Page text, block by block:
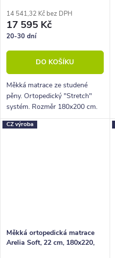
14 541,32 Kč bez DPH
17 595 Kč
20-30 dní
DO KOŠÍKU
Měkká matrace ze studené
pěny. Ortopedický "Stretch"
systém. Rozměr 180x200 cm.
Výška 22 cm, nosnost 130 Kg,
5 zón
CZ výroba
Měkká ortopedická matrace
Arelia Soft, 22 cm, 180x220,